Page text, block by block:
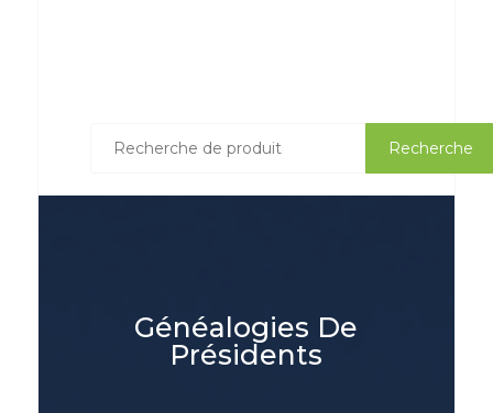
pour :
Recherche
Généalogies De
Présidents